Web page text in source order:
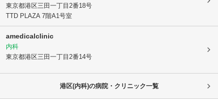
東京都港区三田一丁目2番18号
TTD PLAZA 7階A1号室
amedicalclinic
内科
東京都港区三田一丁目2番14号
港区(内科)の病院・クリニック一覧